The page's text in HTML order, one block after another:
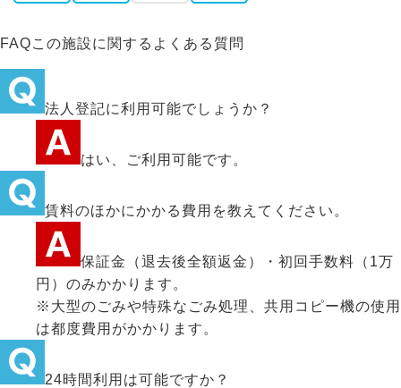
FAQこの施設に関するよくある質問
法人登記に利用可能でしょうか？
はい、ご利用可能です。
賃料のほかにかかる費用を教えてください。
保証金（退去後全額返金）・初回手数料（1万
円）のみかかります。
※大型のごみや特殊なごみ処理、共用コピー機の使用
は都度費用がかかります。
24時間利用は可能ですか？